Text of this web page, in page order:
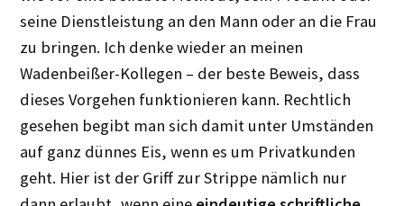
seine Dienstleistung an den Mann oder an die Frau
zu bringen. Ich denke wieder an meinen
Wadenbeißer-Kollegen – der beste Beweis, dass
dieses Vorgehen funktionieren kann. Rechtlich
gesehen begibt man sich damit unter Umständen
auf ganz dünnes Eis, wenn es um Privatkunden
geht. Hier ist der Griff zur Strippe nämlich nur